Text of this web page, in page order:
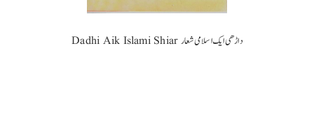
Dadhi Aik Islami Shiar داڑھی ایک اسلامی شعار